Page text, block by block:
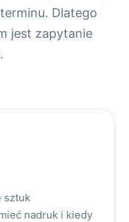
Dlatego
jest zapytanie
sztuk
nadruk i kiedy